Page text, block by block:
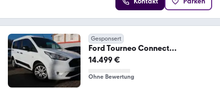
Gesponsert
Ford Tourneo Connect
Trend/Navi/R-Kamera/S-
14.499 €
Ohne Bewertung